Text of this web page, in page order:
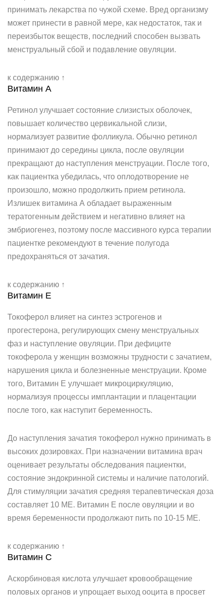
принимать лекарства по чужой схеме. Вред организму
может принести в равной мере, как недостаток, так и
переизбыток веществ, последний способен вызвать
менструальный сбой и подавление овуляции.
к содержанию ↑
Витамин А
Ретинол улучшает состояние слизистых оболочек,
повышает количество цервикальной слизи,
нормализует развитие фолликула. Обычно ретинол
принимают до середины цикла, после овуляции
прекращают до наступления менструации. После того,
как пациентка убедилась, что оплодотворение не
произошло, можно продолжить прием ретинола.
Излишек витамина А обладает выраженным
тератогенным действием и негативно влияет на
эмбриогенез, поэтому после массивного курса терапии
пациентке рекомендуют в течение полугода
предохраняться от зачатия.
к содержанию ↑
Витамин Е
Токоферол влияет на синтез эстрогенов и
прогестерона, регулирующих смену менструальных
фаз и наступление овуляции. При дефиците
токоферола у женщин возможны трудности с зачатием,
нарушения цикла и болезненные менструации. Кроме
того, Витамин Е улучшает микроциркуляцию,
нормализуя процессы имплантации и плацентации
после того, как наступит беременность.
До наступления зачатия токоферол нужно принимать в
высоких дозировках. При назначении витамина врач
оценивает результаты обследования пациентки,
состояние эндокринной системы и наличие патологий.
Для стимуляции зачатия средняя терапевтическая доза
составляет 10 МЕ. Витамин Е после овуляции и во
время беременности продолжают пить по 10-15 МЕ.
к содержанию ↑
Витамин С
Аскорбиновая кислота улучшает кровообращение
половых органов и упрощает выход ооцита в просвет